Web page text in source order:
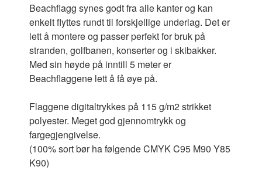
Beachflagg synes godt fra alle kanter og kan
enkelt flyttes rundt til forskjellige underlag. Det er
lett å montere og passer perfekt for bruk på
stranden, golfbanen, konserter og i skibakker.
Med sin høyde på inntill 5 meter er
Beachflaggene lett å få øye på.
Flaggene digitaltrykkes på 115 g/m2 strikket
polyester. Meget god gjennomtrykk og
fargegjengivelse.
(100% sort bør ha følgende CMYK C95 M90 Y85
K90)